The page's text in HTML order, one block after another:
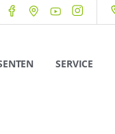
SERVICE